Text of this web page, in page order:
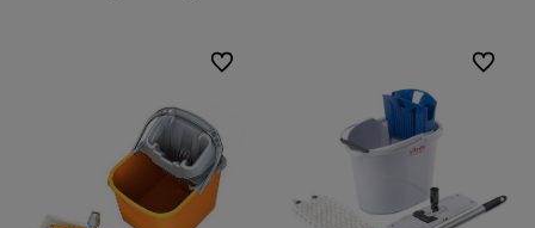
Do ulubionych
Do ulubionych Do
Do